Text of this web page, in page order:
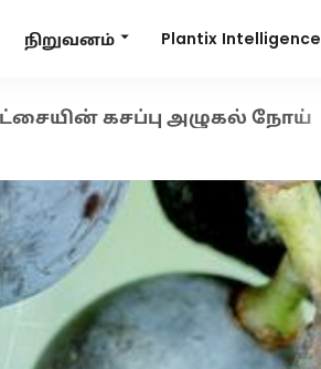
நிறுவனம் Plantix Intelligence
கசப்பு அழுகல் நோய்